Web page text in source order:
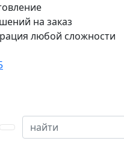
на заказ
любой сложности